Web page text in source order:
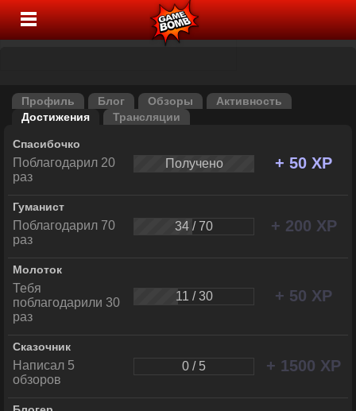
Профиль Блог Обзоры
Активность
Достижения
Трансляции
Спасибочко
Поблагодарил 20
раз
Получено + 50 XP
Гуманист
Поблагодарил 70
раз
34 / 70 + 200 XP
Молоток
Тебя
поблагодарили 30
раз
11 / 30 + 50 XP
Сказочник
Написал 5
обзоров
0 / 5 + 1500 XP